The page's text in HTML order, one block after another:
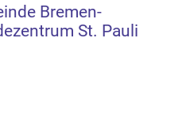
Bremen-
St. Pauli